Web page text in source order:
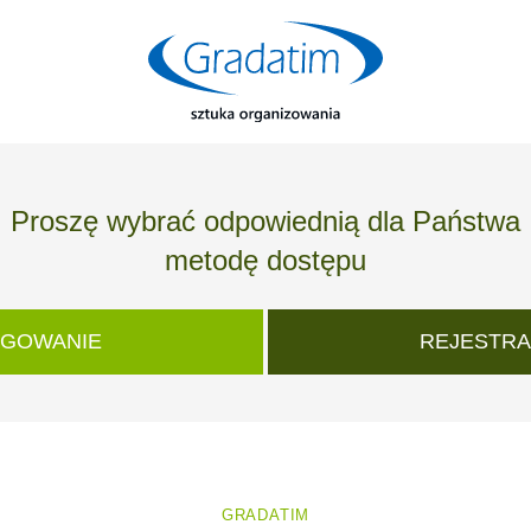
Proszę wybrać odpowiednią dla Państwa
metodę dostępu
GRADATIM